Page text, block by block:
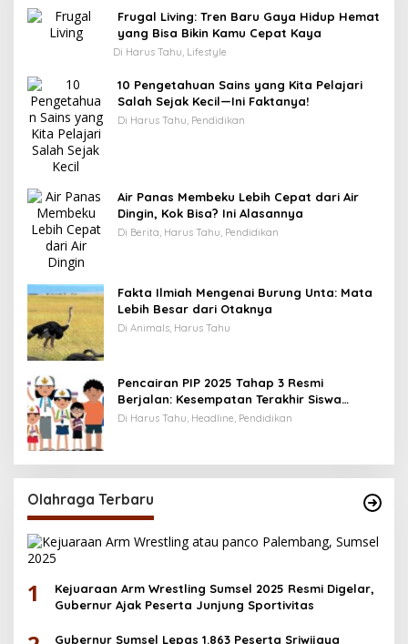
Frugal Living: Tren Baru Gaya Hidup Hemat
yang Bisa Bikin Kamu Cepat Kaya
Di Harus Tahu, Lifestyle
10 Pengetahuan Sains yang Kita Pelajari
Salah Sejak Kecil—Ini Faktanya!
Di Harus Tahu, Pendidikan
Air Panas Membeku Lebih Cepat dari Air
Dingin, Kok Bisa? Ini Alasannya
Di Berita, Harus Tahu, Pendidikan
Fakta Ilmiah Mengenai Burung Unta: Mata
Lebih Besar dari Otaknya
Di Animals, Harus Tahu
Pencairan PIP 2025 Tahap 3 Resmi
Berjalan: Kesempatan Terakhir Siswa
Menerima Bantuan Pendidikan hingga
Di Harus Tahu, Headline, Pendidikan
Olahraga Terbaru
1
Kejuaraan Arm Wrestling Sumsel 2025 Resmi Digelar,
Gubernur Ajak Peserta Junjung Sportivitas
Gubernur Sumsel Lepas 1.863 Peserta Sriwijaya